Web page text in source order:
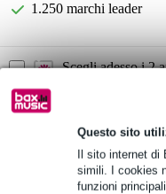
Questo sito
Il sito internet di
simili. I cookies
funzioni
1.250 marchi leader
Scegli adesso i 2
Informazioni sul
altoparlante attivo fullrange